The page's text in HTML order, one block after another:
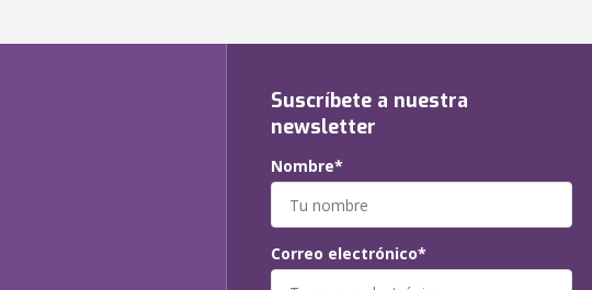
Suscríbete a nuestra
newsletter
Nombre*
Correo electrónico*